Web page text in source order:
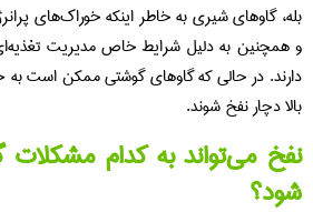
بله، گاوهای شیری به خاطر اینکه خوراک‌های
و همچنین به دلیل شرایط خاص مدیریت
دارند. در حالی که گاوهای گوشتی ممکن است به
بالا دچار نفخ شوند.
نفخ می‌تواند به کدام
شود؟